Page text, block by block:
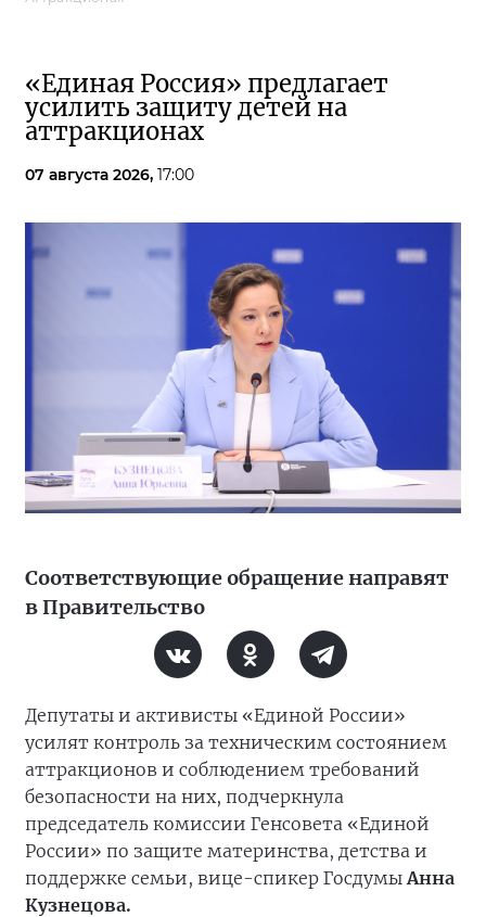
«Единая Россия» предлагает
усилить защиту детей на
аттракционах
07 августа 2026, 17:00
Соответствующие обращение направят
в Правительство
Депутаты и активисты «Единой России»
усилят контроль за техническим состоянием
аттракционов и соблюдением требований
безопасности на них, подчеркнула
председатель комиссии Генсовета «Единой
России» по защите материнства, детства и
поддержке семьи, вице-спикер Госдумы Анна
Кузнецова.